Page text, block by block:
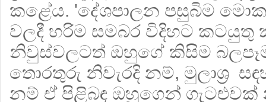
කළේය. 'දේශපාලන පසුබිම
වලදී හරිම සමබර විදිහට කටයුතු
නිවුස්වලටත් ඔහුගේ කිසිම
තොරතුරු නිවැරදි නම්, මුලාශ්‍ර
නම් ඒ පිළිබඳ ඔහුගෙන් ගැටළුවක්